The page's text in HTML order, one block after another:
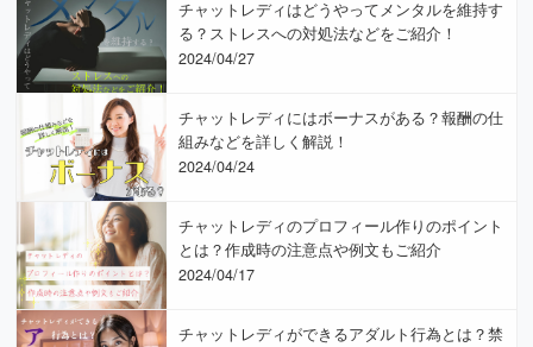
チャットレディはどうやってメンタルを維持す
る？ストレスへの対処法などをご紹介！
2024/04/27
チャットレディにはボーナスがある？報酬の仕
組みなどを詳しく解説！
2024/04/24
チャットレディのプロフィール作りのポイント
とは？作成時の注意点や例文もご紹介
2024/04/17
チャットレディができるアダルト行為とは？禁